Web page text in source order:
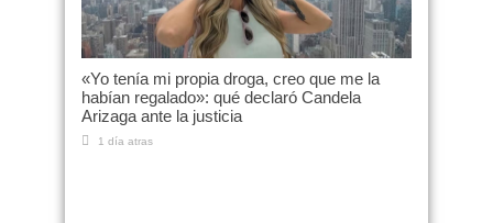
«Yo tenía mi propia droga, creo que me la
habían regalado»: qué declaró Candela
Arizaga ante la justicia
1 día atras